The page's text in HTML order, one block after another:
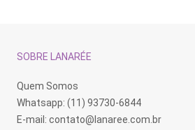
SOBRE LANARÉE
Quem Somos
Whatsapp: (11) 93730-6844
E-mail: contato@lanaree.com.br